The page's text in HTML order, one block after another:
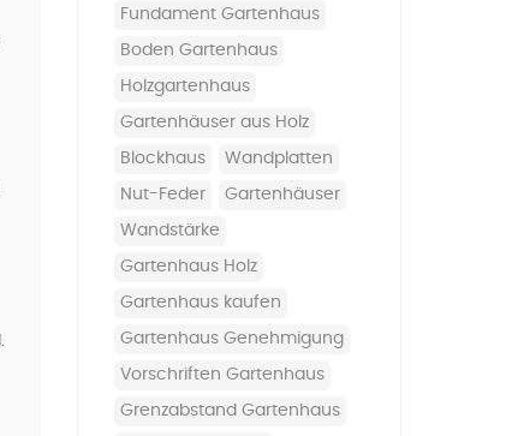
Fundament Gartenhaus
Boden Gartenhaus
Holzgartenhaus
Gartenhäuser aus Holz
Blockhaus Wandplatten
Nut-Feder Gartenhäuser
Wandstärke
Gartenhaus Holz
Gartenhaus kaufen
Gartenhaus Genehmigung
Vorschriften Gartenhaus
Grenzabstand Gartenhaus